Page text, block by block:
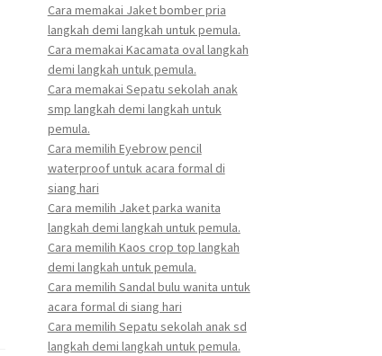
Cara memakai Jaket bomber pria
langkah demi langkah untuk pemula.
Cara memakai Kacamata oval langkah
demi langkah untuk pemula.
Cara memakai Sepatu sekolah anak
smp langkah demi langkah untuk
pemula.
Cara memilih Eyebrow pencil
waterproof untuk acara formal di
siang hari
Cara memilih Jaket parka wanita
langkah demi langkah untuk pemula.
Cara memilih Kaos crop top langkah
demi langkah untuk pemula.
Cara memilih Sandal bulu wanita untuk
acara formal di siang hari
Cara memilih Sepatu sekolah anak sd
langkah demi langkah untuk pemula.